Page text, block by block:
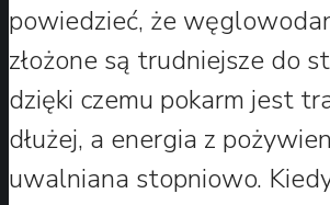
powiedzieć, że
złożone są trudniejsze do
dzięki czemu pokarm jest
dłużej, a energia z
uwalniana stopniowo.